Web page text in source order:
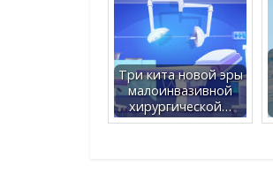
Три кита новой эры
малоинвазивной
хирургической…